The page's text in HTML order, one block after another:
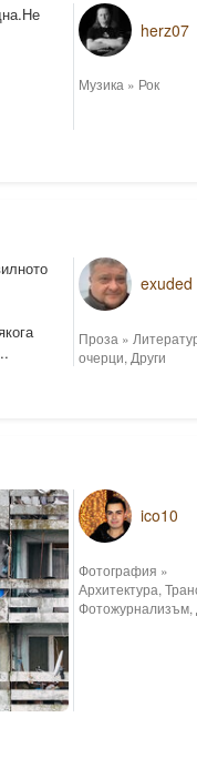
herz07
Музика » Рок
exuded
Проза »
очерци, Други
ico10
Фотография »
Архитектура,
Фотожурнализъм,